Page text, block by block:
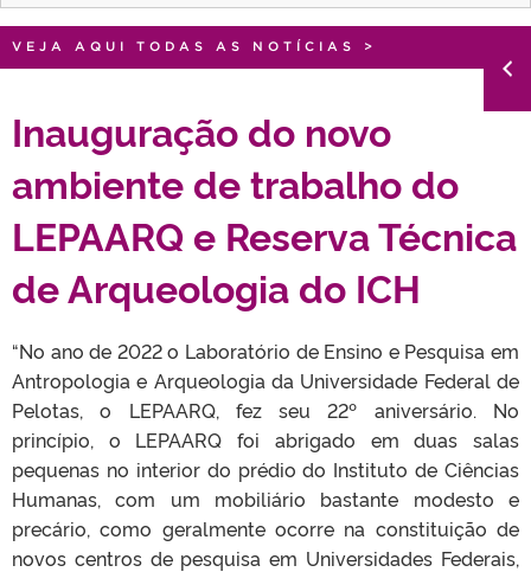
TELEFONES
VEJA AQUI TODAS AS NOTÍCIAS >
Inauguração do novo
ambiente de trabalho do
LEPAARQ e Reserva Técnica
de Arqueologia do ICH
“No ano de 2022 o Laboratório de Ensino e Pesquisa em
Antropologia e Arqueologia da Universidade Federal de
Pelotas, o LEPAARQ, fez seu 22º aniversário. No
princípio, o LEPAARQ foi abrigado em duas salas
pequenas no interior do prédio do Instituto de Ciências
Humanas, com um mobiliário bastante modesto e
precário, como geralmente ocorre na constituição de
novos centros de pesquisa em Universidades Federais,